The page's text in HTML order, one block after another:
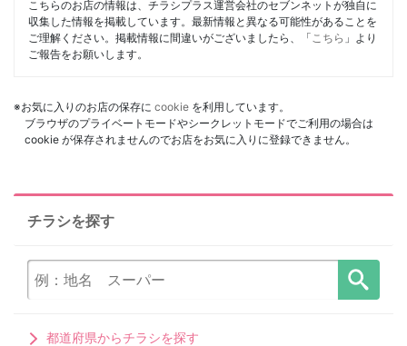
こちらのお店の情報は、チラシプラス運営会社のセブンネットが独自に
収集した情報を掲載しています。最新情報と異なる可能性があることを
ご理解ください。掲載情報に間違いがございましたら、「 こちら 」より
ご報告をお願いします。
※お気に入りのお店の保存に cookie を利用しています。
ブラウザのプライベートモードやシークレットモードでご利用の場合は
cookie が保存されませんのでお店をお気に入りに登録できません。
チラシを探す
都道府県からチラシを探す